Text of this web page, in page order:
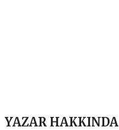
YAZAR HAKKINDA